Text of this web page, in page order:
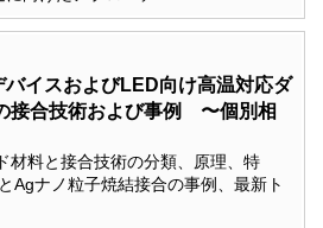
イスおよびLED向け高温対応ダ
接合技術および事例 〜個別相
材料と接合技術の分類、原理、特
Agナノ粒子焼結接合の事例、最新ト